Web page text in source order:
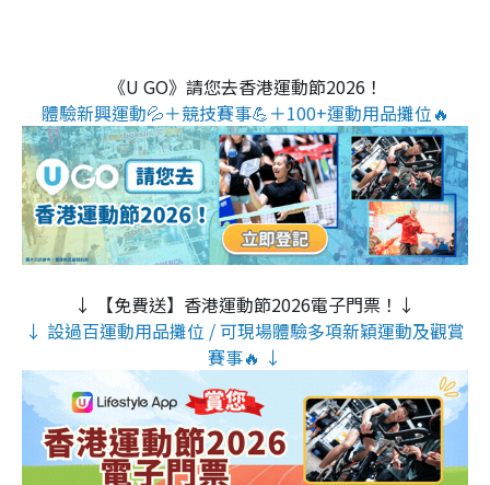
《U GO》請您去香港運動節2026！
體驗新興運動💦＋競技賽事💪＋100+運動用品攤位🔥
↓ 【免費送】香港運動節2026電子門票！↓
↓ 設過百運動用品攤位 / 可現場體驗多項新穎運動及觀賞
賽事🔥 ↓